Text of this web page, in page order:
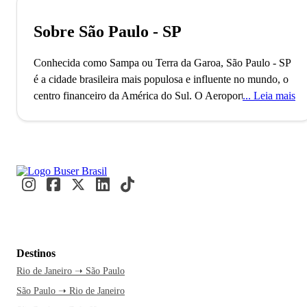
Sobre São Paulo - SP
Conhecida como Sampa ou Terra da Garoa, São Paulo - SP
é a cidade brasileira mais populosa e influente no mundo, o
centro financeiro da América do Sul. O Aeroporto de
eventos internacionais como a Bienal de Arte e a São Paulo
Fashion Week acontecem. Paulistanos e visitantes se
Paulista e suas atrações culturais. A cidade nunca dorme, e
essa energia contagiante é motivo mais do que suficiente
para embarcar agora. Uma passagem de ônibus pela Buser
Leia mais
Destinos
Rio de Janeiro ➝ São Paulo
São Paulo ➝ Rio de Janeiro